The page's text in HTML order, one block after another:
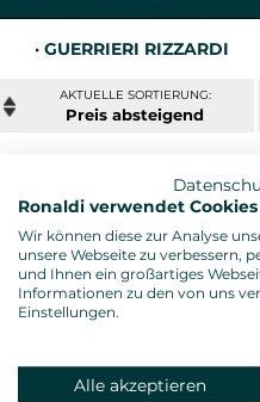
· GUERRIERI RIZZARDI
Preis
BARDOLINO
2024
Guerrieri Rizzardi,
ANMELDEN
Ronaldi verwendet Cookies
Wir können diese zur Analyse
unsere Webseite zu verbessern,
und Ihnen ein großartiges
Informationen zu den von uns
Einstellungen.
Alle akzeptieren